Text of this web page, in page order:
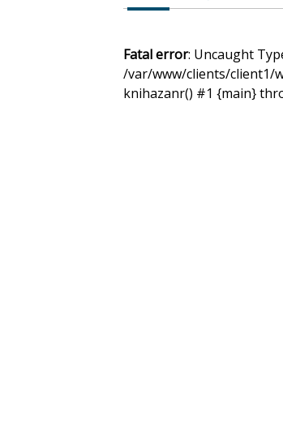
Fatal error: Uncaught
/var/www/clients/client1/
knihazanr() #1 {main}